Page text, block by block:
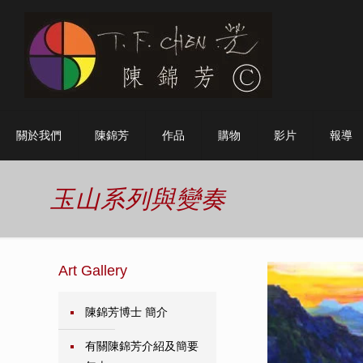
關於我們 陳錦芳 作品 購物 影片 報導
玉山系列與變奏
Art Gallery
陳錦芳博士 簡介
有關陳錦芳介紹及簡要